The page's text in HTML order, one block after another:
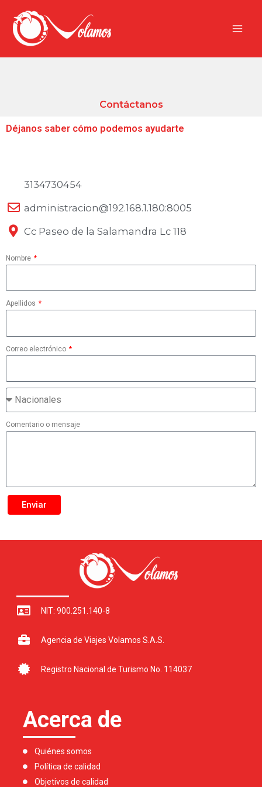
contenido
contenido
Contáctanos
Déjanos saber cómo podemos ayudarte
3134730454
administracion@192.168.1.180:8005
Cc Paseo de la Salamandra Lc 118
Nombre
Apellidos
Correo electrónico
Comentario o mensaje
Enviar
NIT: 900.251.140-8
Agencia de Viajes Volamos S.A.S.
Registro Nacional de Turismo No. 114037
Acerca de
Quiénes somos
Política de calidad
Objetivos de calidad